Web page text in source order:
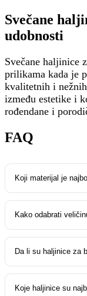
Svečane
udobnosti
Svečane haljinice
prilikama kada je
kvalitetnih i
između estetike i
rođendane i
FAQ
Koji materijal je
Kako odabrati
Da li su haljinice za
Koje haljinice su